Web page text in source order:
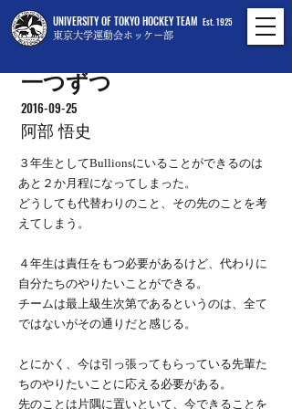
UNIVERSITY OF TOKYO HOCKEY TEAM
東京大学運動会ホッケー部
Est. 1925
一つずつ
2016-09-25
阿部 悟史
３年生としてBullionsにいることができるのは
あと２か月程になってしまった。
どうしても代替わりのこと、その先のことを考
えてしまう。
４年生は責任をもつ必要があるけど、代わりに
自分たちのやりたいことができる。
チームは最上級生次第であるというのは、全て
ではないがその通りだと感じる。
とにかく、今は引っ張ってもらっている先輩た
ちのやりたいことに応える必要がある。
先のことは片隅に置いといて、今できることを